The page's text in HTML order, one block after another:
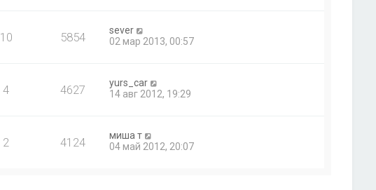
10 5854
sever
02 мар 2013, 00:57
4 4627
yurs_car
14 авг 2012, 19:29
2 4124
миша т
04 май 2012, 20:07